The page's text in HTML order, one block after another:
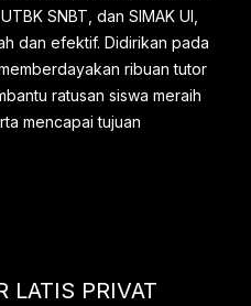
SNBT, dan SIMAK UI,
dan efektif. Didirikan pada
ribuan tutor
ratusan siswa meraih
mencapai tujuan
LATIS PRIVAT